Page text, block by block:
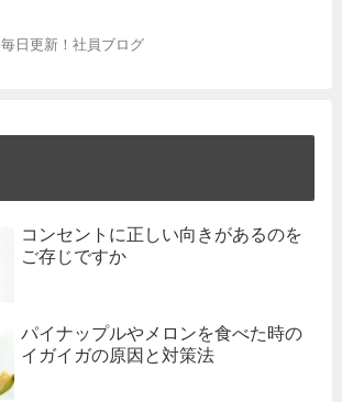
毎日更新！社員ブログ
コンセントに正しい向きがあるのを
ご存じですか
パイナップルやメロンを食べた時の
イガイガの原因と対策法